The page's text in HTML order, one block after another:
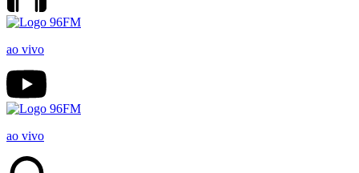
ao vivo
ao vivo